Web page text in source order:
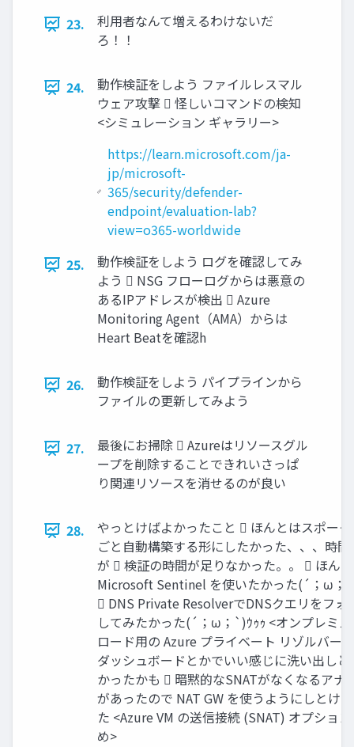
23.
利用者なんて増えるわけないだ
ろ！！
24.
動作検証をしよう ファイルレスマル
ウェア攻撃  怪しいコマンドの検知
<シミュレーション ギャラリー>
https://learn.microsoft.com/ja-
jp/microsoft-
365/security/defender-
endpoint/evaluation-lab?
view=o365-worldwide
25.
動作検証をしよう ログを確認してみ
よう  NSG フローログからは悪意の
あるIPアドレスが検出  Azure
Monitoring Agent（AMA）からは
Heart Beatを確認h
26.
動作検証をしよう パイプラインから
ファイルの更新してみよう
27.
最後にお掃除  Azureはリソースグル
ープを削除することできれいさっぱ
り関連リソースを消せるのが良い
28.
やっとけばよかったこと  ほんとはスポー
ごと自動構築する形にしたかった、、、時
が  検証の時間が足りなかった。。  ほん
Microsoft Sentinel を使いたかった(´；ω
 DNS Private ResolverでDNSクエリをフォ
してみたかった(´；ω；`)ｳｩｩ <オンプレミ
ロード用の Azure プライベート リゾルバー>
ダッシュボードとかでいい感じに洗い出し
かったかも  暗黙的なSNATがなくなるアナ
があったので NAT GW を使うようにしとけ
た <Azure VM の送信接続 (SNAT) オプショ
め>